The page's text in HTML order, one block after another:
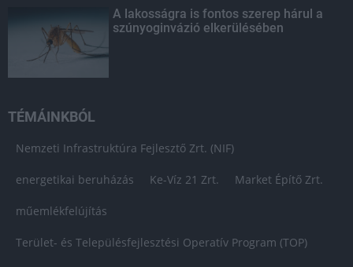
A lakosságra is fontos szerep hárul a
szúnyoginvázió elkerülésében
TÉMÁINKBÓL
Nemzeti Infrastruktúra Fejlesztő Zrt. (NIF)
energetikai beruházás Ke-Víz 21 Zrt. Market Építő Zrt.
műemlékfelújítás
Terület- és Településfejlesztési Operatív Program (TOP)